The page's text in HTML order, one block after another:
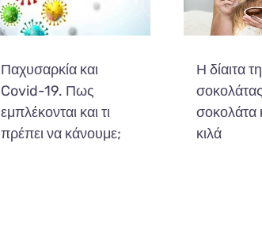
Παχυσαρκία και
Covid-19. Πως
εμπλέκονται και τι
πρέπει να κάνουμε;
Η δίαιτα
σοκολάτα
κιλά